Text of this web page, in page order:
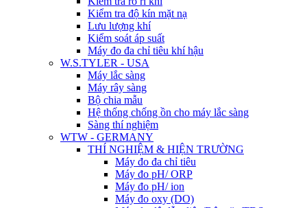
Kiểm tra độ kín mặt nạ
Lưu lượng khí
Kiểm soát áp suất
Máy đo đa chỉ tiêu khí hậu
W.S.TYLER - USA
Máy lắc sàng
Máy rây sàng
Bộ chia mẫu
Hệ thống chống ồn cho máy lắc sàng
Sàng thí nghiệm
WTW - GERMANY
THÍ NGHIỆM & HIỆN TRƯỜNG
Máy đo đa chỉ tiêu
Máy đo pH/ ORP
Máy đo pH/ ion
Máy đo oxy (DO)